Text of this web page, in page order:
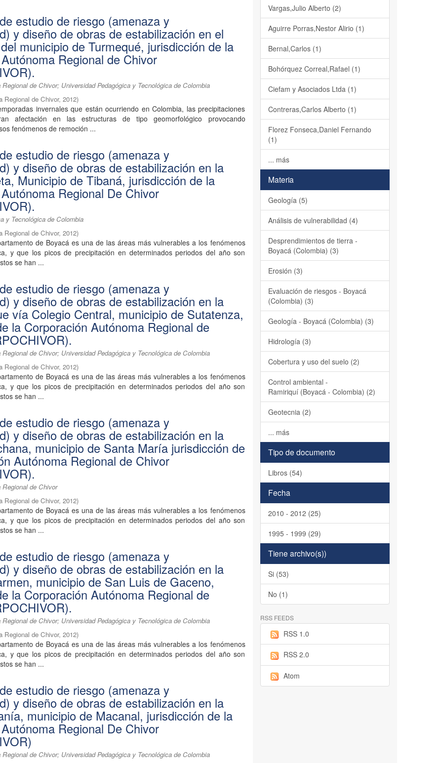
estudio de riesgo (amenaza y
y diseño de obras de estabilización en el
municipio de Turmequé, jurisdicción de la
Regional de Chivor
de Chivor; Universidad Pedagógica y Tecnológica de Colombia
Regional de Chivor,2012)
invernales que están ocurriendo en Colombia, las precipitaciones
afectación en las estructuras de tipo geomorfológico provocando
fenómenos de remoción ...
estudio de riesgo (amenaza y
y diseño de obras de estabilización en la
Municipio de Tibaná, jurisdicción de la
Regional De Chivor
y Tecnológica de Colombia
Regional de Chivor,2012)
de Boyacá es una de las áreas más vulnerables a los fenómenos
y que los picos de precipitación en determinados periodos del año son
se han ...
estudio de riesgo (amenaza y
y diseño de obras de estabilización en la
vía Colegio Central, municipio de Sutatenza,
la Corporación Autónoma Regional de
de Chivor; Universidad Pedagógica y Tecnológica de Colombia
Regional de Chivor,2012)
de Boyacá es una de las áreas más vulnerables a los fenómenos
y que los picos de precipitación en determinados periodos del año son
se han ...
estudio de riesgo (amenaza y
y diseño de obras de estabilización en la
municipio de Santa María jurisdicción de
Autónoma Regional de Chivor
Regional de Chivor
Regional de Chivor,2012)
de Boyacá es una de las áreas más vulnerables a los fenómenos
y que los picos de precipitación en determinados periodos del año son
se han ...
estudio de riesgo (amenaza y
y diseño de obras de estabilización en la
municipio de San Luis de Gaceno,
la Corporación Autónoma Regional de
de Chivor; Universidad Pedagógica y Tecnológica de Colombia
Regional de Chivor,2012)
de Boyacá es una de las áreas más vulnerables a los fenómenos
y que los picos de precipitación en determinados periodos del año son
se han ...
estudio de riesgo (amenaza y
y diseño de obras de estabilización en la
municipio de Macanal, jurisdicción de la
Regional De Chivor
de Chivor; Universidad Pedagógica y Tecnológica de Colombia
Vargas,Julio Alberto (2)
Aguirre Porras,Nestor Alirio (1)
Bernal,Carlos (1)
Bohórquez Correal,Rafael (1)
Ciefam y Asociados Ltda (1)
Contreras,Carlos Alberto (1)
Florez Fonseca,Daniel Fernando
(1)
... más
Materia
Geología (5)
Análisis de vulnerabilidad (4)
Desprendimientos de tierra -
Boyacá (Colombia) (3)
Erosión (3)
Evaluación de riesgos - Boyacá
(Colombia) (3)
Geología - Boyacá (Colombia) (3)
Hidrología (3)
Cobertura y uso del suelo (2)
Control ambiental -
Ramiriquí (Boyacá - Colombia) (2)
Geotecnia (2)
... más
Tipo de documento
Libros (54)
Fecha
2010 - 2012 (25)
1995 - 1999 (29)
Tiene archivo(s))
Si (53)
No (1)
RSS FEEDS
RSS 1.0
RSS 2.0
Atom